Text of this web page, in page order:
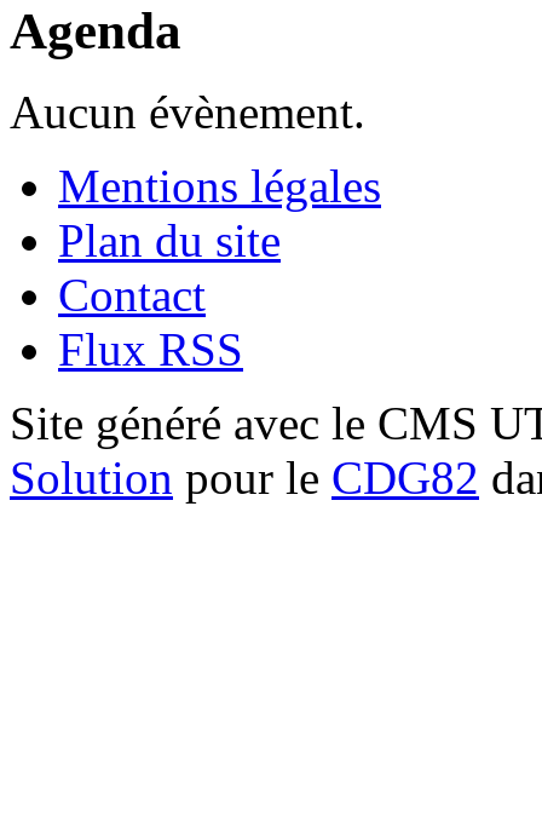
Agenda
Aucun évènement.
Mentions légales
Plan du site
Contact
Flux RSS
Site généré avec le CMS
Solution pour le CDG82